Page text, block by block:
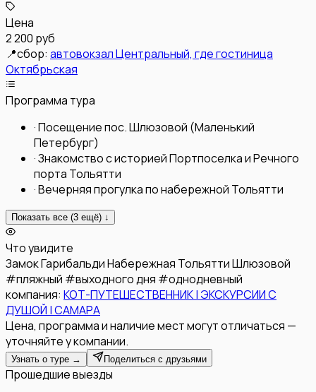
Цена
2 200 руб
📍сбор: автовокзал Центральный, где гостиница
Октябрьская
Программа тура
·Посещение пос. Шлюзовой (Маленький
Петербург)
·Знакомство с историей Портпоселка и Речного
порта Тольятти
·Вечерняя прогулка по набережной Тольятти
Показать все (3 ещё) ↓
Что увидите
Замок ГарибальдиНабережная ТольяттиШлюзовой
#пляжный #выходного дня #однодневный
компания: КОТ-ПУТЕШЕСТВЕННИК | ЭКСКУРСИИ С
ДУШОЙ | САМАРА
Цена, программа и наличие мест могут отличаться —
уточняйте у компании.
Узнать о туре → Поделиться с друзьями
Прошедшие выезды